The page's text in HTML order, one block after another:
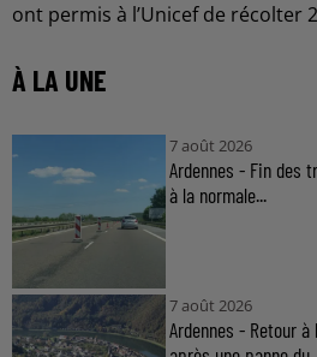
ont permis à l’Unicef de récolter
À LA UNE
7 août 2026
Ardennes - Fin des
à la normale...
7 août 2026
Ardennes - Retour